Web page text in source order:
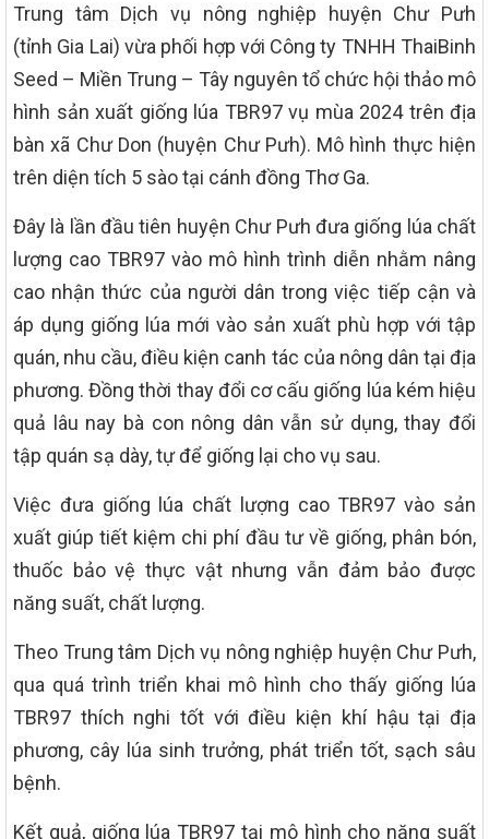
Trung tâm Dịch vụ nông nghiệp huyện Chư Pưh
(tỉnh Gia Lai) vừa phối hợp với Công ty TNHH ThaiBinh
Seed – Miền Trung – Tây nguyên tổ chức hội thảo mô
hình sản xuất giống lúa TBR97 vụ mùa 2024 trên địa
bàn xã Chư Don (huyện Chư Pưh). Mô hình thực hiện
trên diện tích 5 sào tại cánh đồng Thơ Ga.
Đây là lần đầu tiên huyện Chư Pưh đưa giống lúa chất
lượng cao TBR97 vào mô hình trình diễn nhằm nâng
cao nhận thức của người dân trong việc tiếp cận và
áp dụng giống lúa mới vào sản xuất phù hợp với tập
quán, nhu cầu, điều kiện canh tác của nông dân tại địa
phương. Đồng thời thay đổi cơ cấu giống lúa kém hiệu
quả lâu nay bà con nông dân vẫn sử dụng, thay đổi
tập quán sạ dày, tự để giống lại cho vụ sau.
Việc đưa giống lúa chất lượng cao TBR97 vào sản
xuất giúp tiết kiệm chi phí đầu tư về giống, phân bón,
thuốc bảo vệ thực vật nhưng vẫn đảm bảo được
năng suất, chất lượng.
Theo Trung tâm Dịch vụ nông nghiệp huyện Chư Pưh,
qua quá trình triển khai mô hình cho thấy giống lúa
TBR97 thích nghi tốt với điều kiện khí hậu tại địa
phương, cây lúa sinh trưởng, phát triển tốt, sạch sâu
bệnh.
Kết quả, giống lúa TBR97 tại mô hình cho năng suất